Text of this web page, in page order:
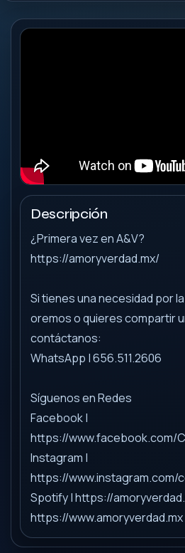
Descripción
¿Primera vez en A&V?
https://amoryverdad.mx/
Si tienes una necesidad por
oremos o quieres compartir
contáctanos:
WhatsApp | 656.511.2606
Síguenos en Redes
Facebook |
https://www.facebook.com/
Instagram |
https://www.instagram.com/
Spotify | https://
https://www.amoryverdad.mx